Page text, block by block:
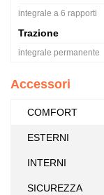
integrale a 6 rapporti
Trazione
integrale permanente
Accessori
COMFORT
ESTERNI
INTERNI
SICUREZZA